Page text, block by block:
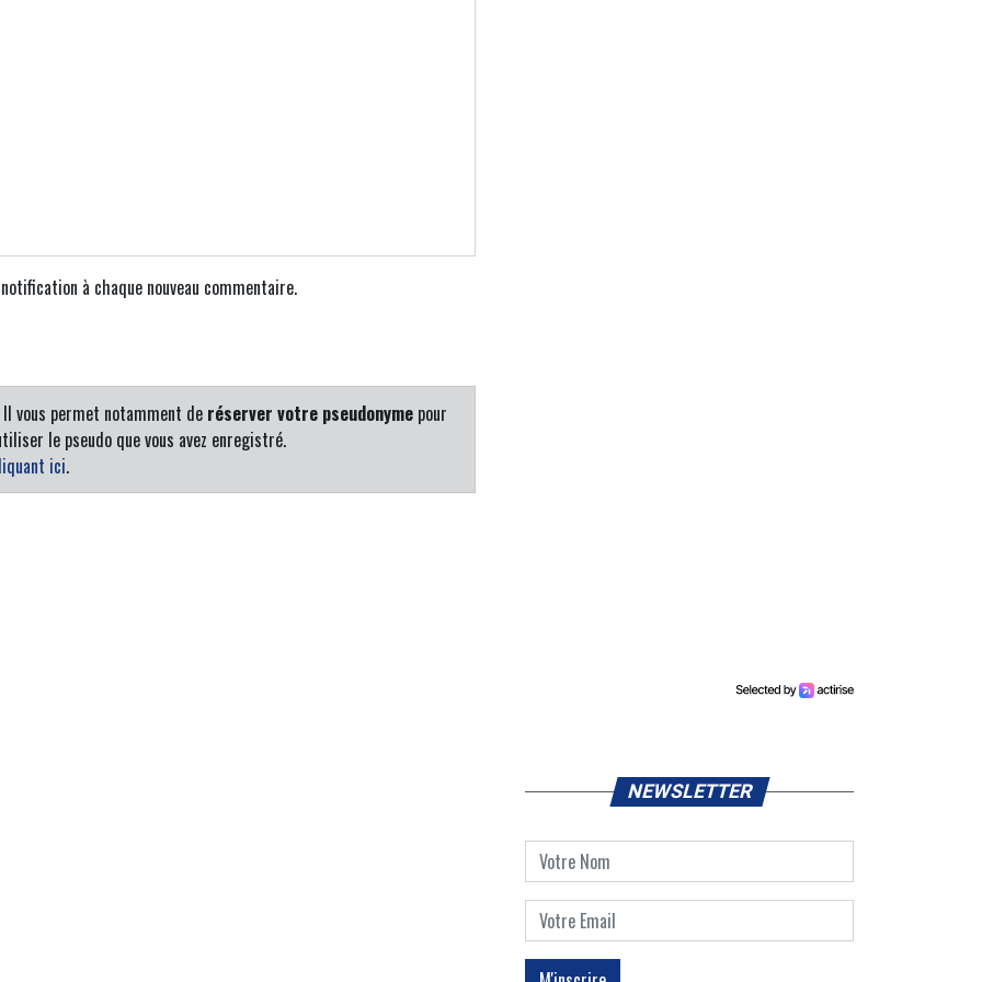
à chaque nouveau commentaire.
vous permet notamment de réserver votre pseudonyme pour
le pseudo que vous avez enregistré.
ici.
NEWSLETTER